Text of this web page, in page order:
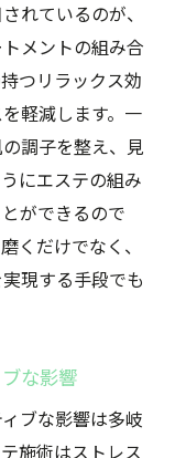
れているのが、
メントの組み合
つリラックス効
軽減します。一
調子を整え、見
にエステの組み
ができるので
くだけでなく、
現する手段でも
な影響
ブな影響は多岐
施術はストレス